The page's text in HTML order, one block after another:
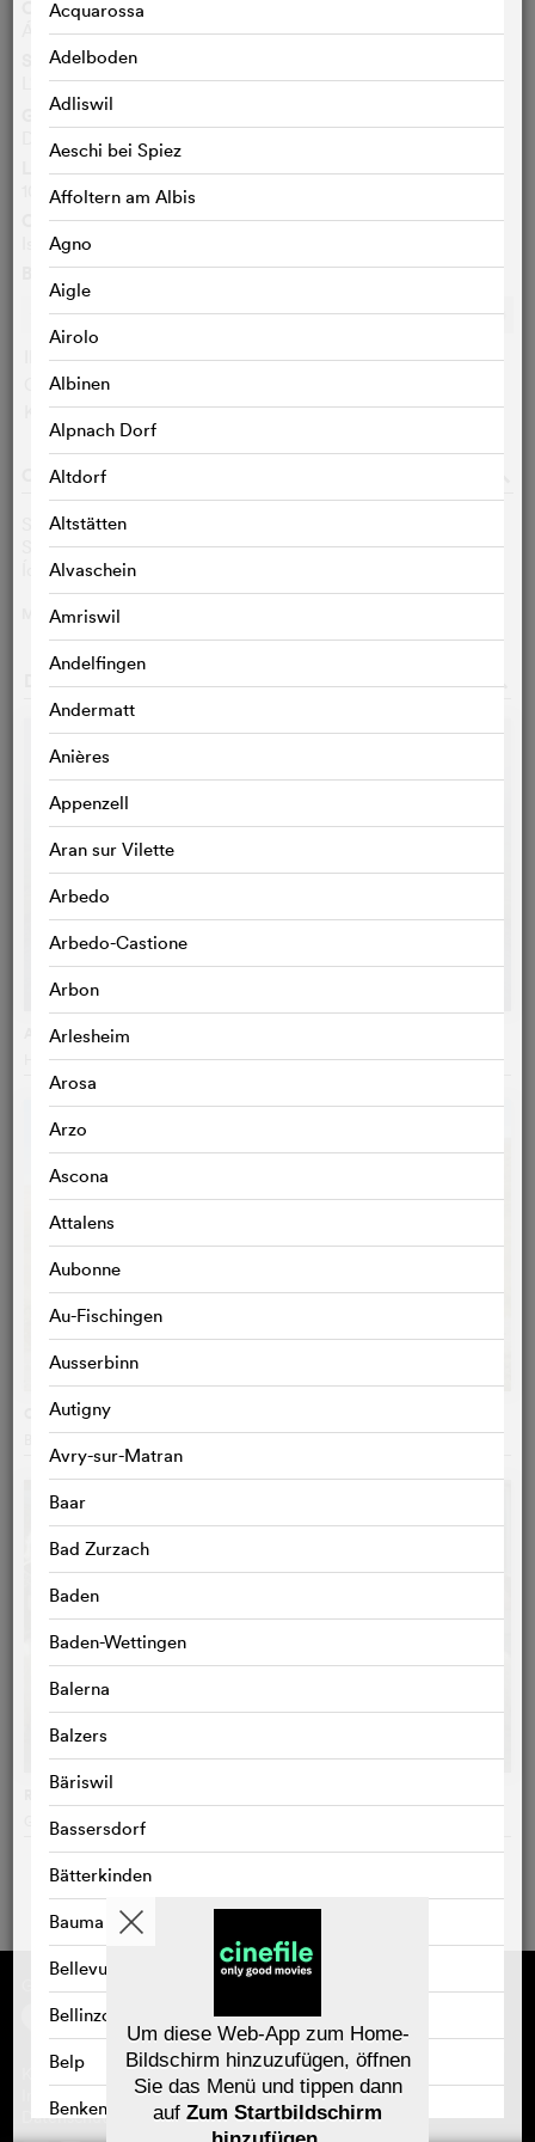
Acquarossa
Adelboden
Adliswil
Aeschi bei Spiez
Affoltern am Albis
Agno
Aigle
Airolo
Albinen
Alpnach Dorf
Altdorf
Altstätten
Alvaschein
Amriswil
Andelfingen
Andermatt
Anières
Appenzell
Aran sur Vilette
Arbedo
Arbedo-Castione
Arbon
Arlesheim
Arosa
Arzo
Ascona
Attalens
Aubonne
Au-Fischingen
Ausserbinn
Autigny
Avry-sur-Matran
Baar
Bad Zurzach
Baden
Baden-Wettingen
Balerna
Balzers
Bäriswil
Bassersdorf
Bätterkinden
Bauma
Bellevue
Bellinzona
Belp
Benken
Originaltitel
Ástin sem eftir er
Synchrontitel
L'amour qu'il nous reste FR
Genre
Drama, Komödie
Länge
109 Min.
Originalsprache
Isländisch
Bewertungen
ccccccccc Ø 6.7/10
IMDB-User:
6.7 (2161)
Cinefile-User:
KritikerInnen: < 3 STIMMENq
CAST & CREW
Saga Garðarsdóttir
Sverrir Gudnason
Magnús
Ída Mekkín Hlynsdóttir
MEHR>
DAZU PASSEN: o
A White, White Day
Hlynur Pálmason, Island
Of Horses and Men
Rams
Grímur Hákonarson
Kontakt
Datenschutz
Newsletter
Häufig gestellte Fragen (FAQ)
Gutscheine
Um diese Web-App zum Home-
Bildschirm hinzuzufügen, öffnen
Sie das Menü und tippen dann
auf Zum Startbildschirm